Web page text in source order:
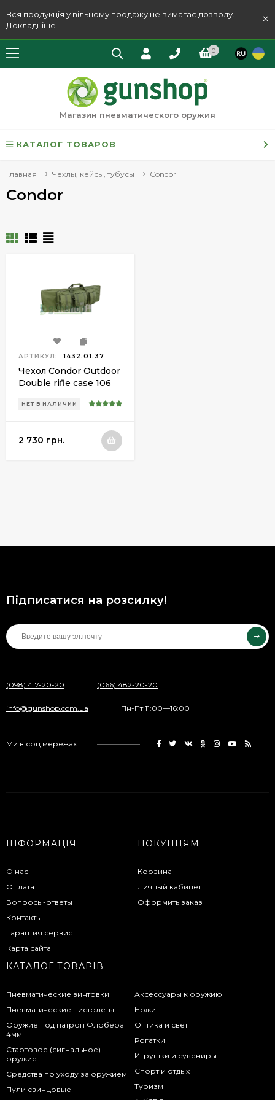
Вся продукція у вільному продажу не вимагає дозволу.
Докладніше
×
0
Магазин пневматического оружия
КАТАЛОГ ТОВАРОВ
Главная Чехлы, кейсы, тубусы Condor
Condor
АРТИКУЛ: 1432.01.37
Чехол Condor Outdoor
Double rifle case 106
НЕТ В НАЛИЧИИ
2 730 грн.
Підписатися на розсилку!
(098) 417-20-20 (066) 482-20-20
info@gunshop.com.ua Пн-Пт 11:00—16:00
Ми в соц.мережах
ІНФОРМАЦІЯ
О нас
Оплата
Вопросы-ответы
Контакты
Гарантия сервис
Карта сайта
ПОКУПЦЯМ
Корзина
Личный кабинет
Оформить заказ
КАТАЛОГ ТОВАРІВ
Пневматические винтовки
Пневматические пистолеты
Оружие под патрон Флобера
4мм
Стартовое (сигнальное)
оружие
Средства по уходу за оружием
Пули свинцовые
Аксессуары к оружию
Ножи
Оптика и свет
Рогатки
Игрушки и сувениры
Спорт и отдых
Туризм